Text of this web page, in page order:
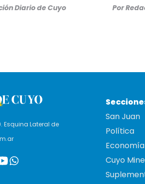
Diario de Cuyo Por
Esquina Lateral de
San Juan
Política
Economía
Cuyo